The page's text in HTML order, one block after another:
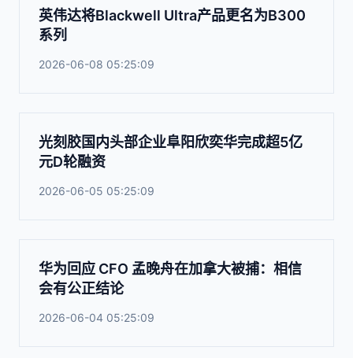
英伟达将Blackwell Ultra产品更名为B300
系列
2026-06-08 05:25:09
光刻胶国内头部企业阜阳欣奕华完成超5亿
元D轮融资
2026-06-05 05:25:09
华为回应 CFO 孟晚舟在加拿大被捕：相信
会有公正结论
2026-06-04 05:25:09